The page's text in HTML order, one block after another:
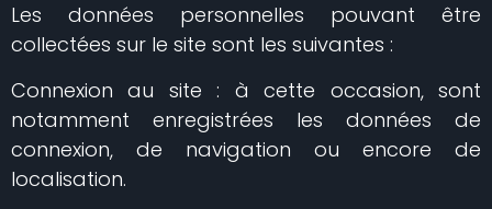
Les données personnelles pouvant être
collectées sur le site sont les suivantes :
Connexion au site : à cette occasion, sont
notamment enregistrées les données de
connexion, de navigation ou encore de
localisation.